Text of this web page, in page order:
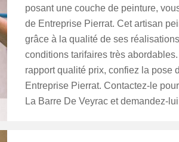
posant une couche de peinture,
de Entreprise Pierrat. Cet artisan
grâce à la qualité de ses
conditions tarifaires très
rapport qualité prix, confiez la pose
Entreprise Pierrat. Contactez-le
La Barre De Veyrac et demandez-